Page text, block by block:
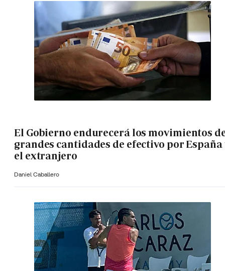
El Gobierno endurecerá los movimientos
grandes cantidades de efectivo por España
el extranjero
Daniel Caballero